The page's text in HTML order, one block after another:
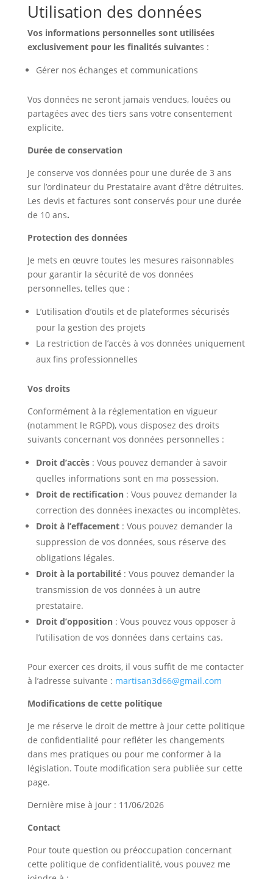
Utilisation des données
Vos informations personnelles sont utilisées
exclusivement pour les finalités suivantes :
Gérer nos échanges et communications
Vos données ne seront jamais vendues, louées ou
partagées avec des tiers sans votre consentement
explicite.
Durée de conservation
Je conserve vos données pour une durée de 3 ans
sur l’ordinateur du Prestataire avant d’être détruites.
Les devis et factures sont conservés pour une durée
de 10 ans.
Protection des données
Je mets en œuvre toutes les mesures raisonnables
pour garantir la sécurité de vos données
personnelles, telles que :
L’utilisation d’outils et de plateformes sécurisés
pour la gestion des projets
La restriction de l’accès à vos données uniquement
aux fins professionnelles
Vos droits
Conformément à la réglementation en vigueur
(notamment le RGPD), vous disposez des droits
suivants concernant vos données personnelles :
Droit d’accès: Vous pouvez demander à savoir
quelles informations sont en ma possession.
Droit de rectification: Vous pouvez demander la
correction des données inexactes ou incomplètes.
Droit à l’effacement: Vous pouvez demander la
suppression de vos données, sous réserve des
obligations légales.
Droit à la portabilité: Vous pouvez demander la
transmission de vos données à un autre
prestataire.
Droit d’opposition: Vous pouvez vous opposer à
l’utilisation de vos données dans certains cas.
Pour exercer ces droits, il vous suffit de me contacter
à l’adresse suivante : martisan3d66@gmail.com
Modifications de cette politique
Je me réserve le droit de mettre à jour cette politique
de confidentialité pour refléter les changements
dans mes pratiques ou pour me conformer à la
législation. Toute modification sera publiée sur cette
page.
Dernière mise à jour : 11/06/2026
Contact
Pour toute question ou préoccupation concernant
cette politique de confidentialité, vous pouvez me